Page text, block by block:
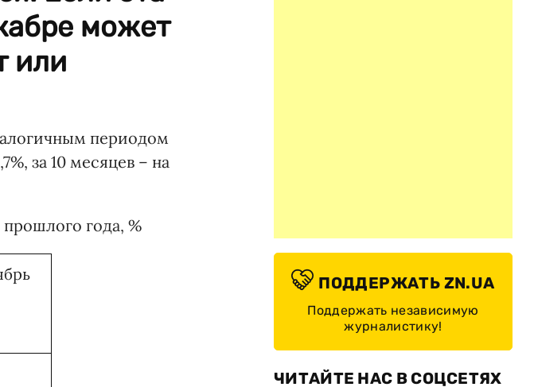
может
или
периодом
за 10 месяцев – на
прошлого года, %
ПОДДЕРЖАТЬ ZN.UA
Поддержать независимую
журналистику!
ЧИТАЙТЕ НАС В СОЦСЕТЯХ